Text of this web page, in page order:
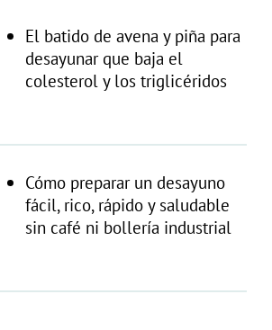
El batido de avena y piña para
desayunar que baja el
colesterol y los triglicéridos
Cómo preparar un desayuno
fácil, rico, rápido y saludable
sin café ni bollería industrial